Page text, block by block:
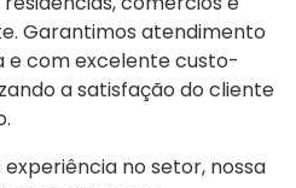
Garantimos atendimento
e com excelente custo-
a satisfação do cliente
no setor, nossa